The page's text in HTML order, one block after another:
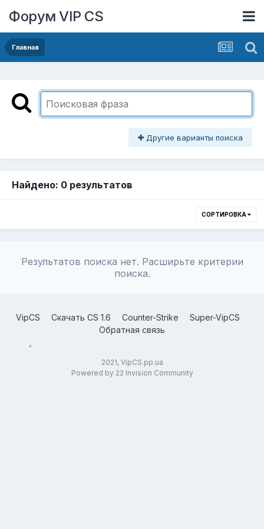
Форум VIP CS
Главная
Другие варианты поиска
Найдено: 0 результатов
СОРТИРОВКА
Результатов поиска нет. Расширьте критерии
поиска.
VipCS Скачать CS 1.6 Counter-Strike
Super-VipCS
Обратная связь
2021, VipCS.pp.ua
Powered by 22 Invision Community